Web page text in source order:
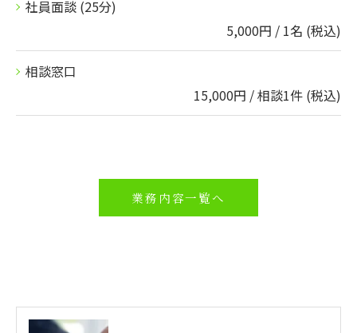
社員面談 (25分)
5,000円 / 1名 (税込)
相談窓口
15,000円 / 相談1件 (税込)
業務内容一覧へ